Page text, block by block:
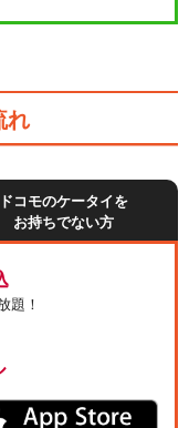
れ
ドコモのケータイを
お持ちでない方
題！